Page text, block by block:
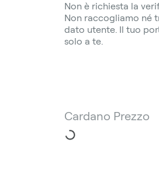
Non è richiesta la
Non raccogliamo né
dato utente. Il tuo
solo a te.
Cardano Prezzo